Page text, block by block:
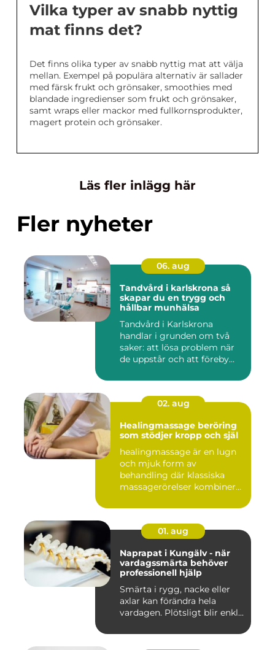
Vilka typer av snabb nyttig
mat finns det?
Det finns olika typer av snabb nyttig mat att välja
mellan. Exempel på populära alternativ är sallader
med färsk frukt och grönsaker, smoothies med
blandade ingredienser som frukt och grönsaker,
samt wraps eller mackor med fullkornsprodukter,
magert protein och grönsaker.
Läs fler inlägg här
Fler nyheter
06. aug
Tandvård i karlskrona så
skapar du en trygg och
hållbar munhälsa
Tandvård i Karlskrona
handlar i grunden om två
saker: att lösa problem när
de uppstår och att föreby...
02. aug
Healingmassage beröring
som stödjer kropp och själ
healingmassage är en lugn
och mjuk form av
behandling där klassiska
massagerörelser kombineras
01. aug
Naprapat i Kungälv - när
vardagssmärta behöver
professionell hjälp
Smärta i rygg, nacke eller
axlar kan förändra hela
vardagen. Plötsligt blir enkl...